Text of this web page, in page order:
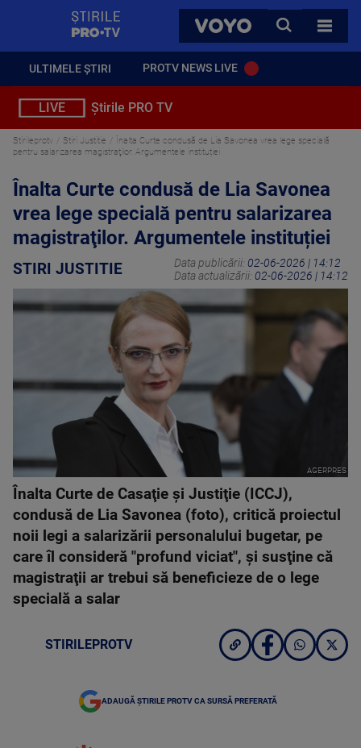
VOYO
CAUTA
TOATE
ULTIMELE ȘTIRI PROTV NEWS LIVE
LIVE Știrile PRO TV
Stirileprotv Stiri Justitie
Înalta Curte condusă de Lia Savonea vrea lege specială
pentru salarizarea magistraţilor. Argumentele instituției
Înalta Curte condusă de Lia Savonea
vrea lege specială pentru salarizarea
magistraţilor. Argumentele instituției
STIRI JUSTITIE Data publicării: 02-06-2026 | 14:12
Data actualizării: 02-06-2026 | 14:12
AGERPRES
Înalta Curte de Casaţie şi Justiţie (ICCJ),
condusă de Lia Savonea (foto), critică proiectul
noii legi a salarizării personalului bugetar, pe
care îl consideră "profund viciat", şi susţine că
magistraţii ar trebui să beneficieze de o lege
specială a salar
STIRILEPROTV
ADAUGĂ ȘTIRILE PROTV CA SURSĂ PREFERATĂ